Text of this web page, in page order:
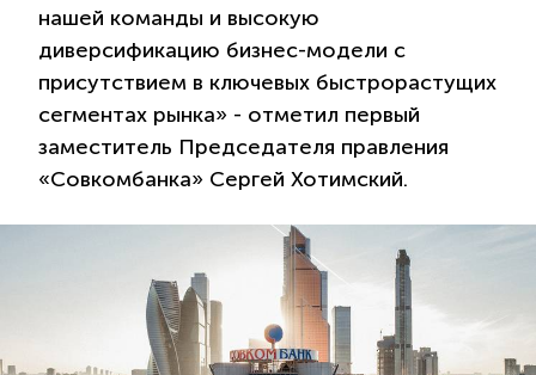
нашей команды и высокую
диверсификацию бизнес-модели с
присутствием в ключевых быстрорастущих
сегментах рынка» - отметил первый
заместитель Председателя правления
«Совкомбанка» Сергей Хотимский.